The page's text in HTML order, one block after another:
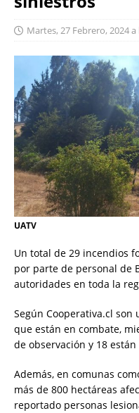
Martes, 27 Febrero, 2024 a
UATV
Un total de 29 incendios
por parte de personal de
autoridades en toda la
Según Cooperativa.cl
que están en combate,
de observación y 18
Además, en comunas
más de 800 hectáreas
reportado personas